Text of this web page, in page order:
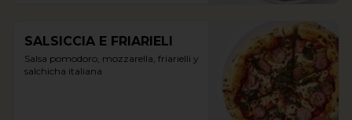
SALSICCIA E FRIARIELI
Salsa pomodoro, mozzarella, friarielli y
salchicha italiana